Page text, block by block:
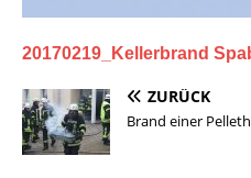
20170219_Kellerbrand
ZURÜCK
Brand einer